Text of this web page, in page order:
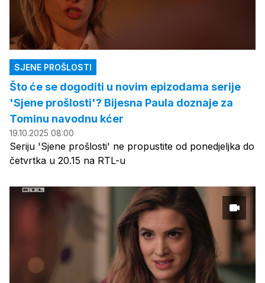
SJENE PROŠLOSTI
Što će se dogoditi u novim epizodama serije
'Sjene prošlosti'? Bijesna Paula doznaje za
Tominu navodnu kćer
19.10.2025 08:00
Seriju 'Sjene prošlosti' ne propustite od ponedjeljka do
četvrtka u 20.15 na RTL-u